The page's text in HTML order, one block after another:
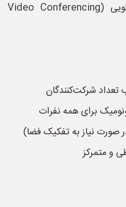
* تابلوی کنفرانس ویدئویی (Video Conferencing
شرکت‌کنندگان
برای همه نفرات
صورت نیاز به تفکیک فضا)
و متمرکز